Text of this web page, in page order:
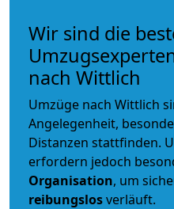
Wir sind die
nach Wittlich
Umzüge nach Wittlich
Angelegenheit,
Distanzen stattfinden.
erfordern jedoch
Organisation, um
reibungslosverläuft.